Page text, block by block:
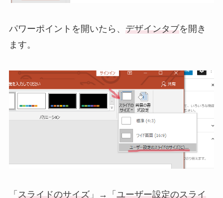
パワーポイントを開いたら、 デザインタブを開き
ます。
「 スライドのサイズ」→「 ユーザー設定のスライ